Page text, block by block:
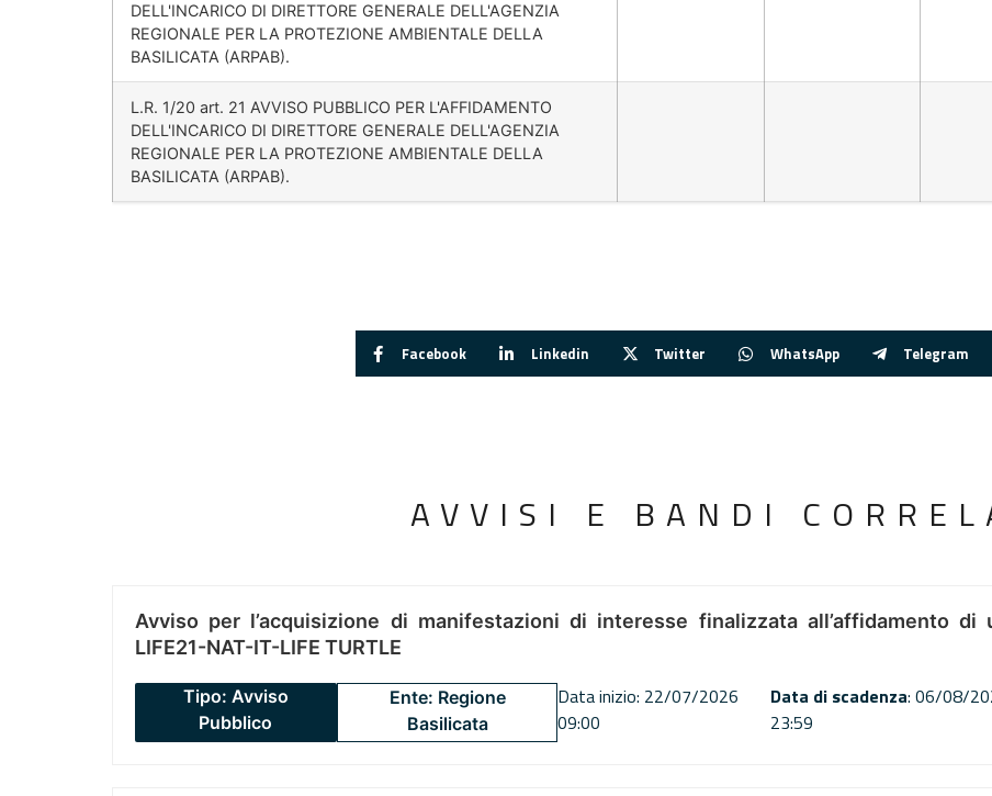
DELL'INCARICO DI DIRETTORE GENERALE DELL'AGENZIA
REGIONALE PER LA PROTEZIONE AMBIENTALE DELLA
BASILICATA (ARPAB).
L.R. 1/20 art. 21 AVVISO PUBBLICO PER L'AFFIDAMENTO
DELL'INCARICO DI DIRETTORE GENERALE DELL'AGENZIA
REGIONALE PER LA PROTEZIONE AMBIENTALE DELLA
BASILICATA (ARPAB).
Facebook Linkedin Twitter WhatsApp Telegram
AVVISI E BANDI
Avviso per l’acquisizione di manifestazioni di interesse finalizzata all’affidamento
LIFE21-NAT-IT-LIFE TURTLE
Tipo: Avviso
Pubblico
Ente: Regione
Basilicata
Data inizio: 22/07/2026
09:00
Data di scadenza: 06/08/
23:59